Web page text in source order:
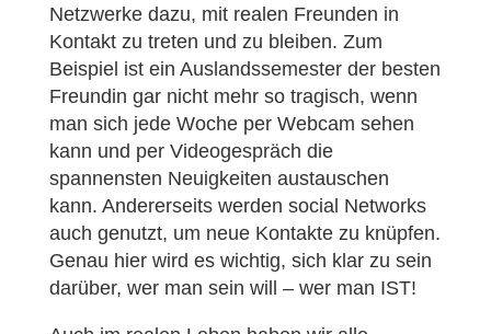
Netzwerke dazu, mit realen Freunden in
Kontakt zu treten und zu bleiben. Zum
Beispiel ist ein Auslandssemester der besten
Freundin gar nicht mehr so tragisch, wenn
man sich jede Woche per Webcam sehen
kann und per Videogespräch die
spannensten Neuigkeiten austauschen
kann. Andererseits werden social Networks
auch genutzt, um neue Kontakte zu knüpfen.
Genau hier wird es wichtig, sich klar zu sein
darüber, wer man sein will – wer man IST!